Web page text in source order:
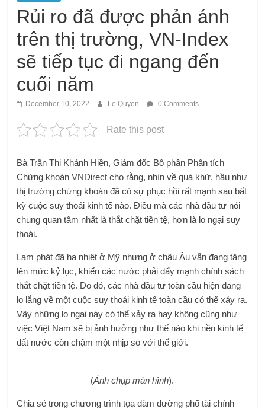
Rủi ro đã được phản ánh
trên thị trường, VN-Index
sẽ tiếp tục đi ngang đến
cuối năm
December 10, 2022 Le Quyen 0 Comments
Rate this post
Bà Trần Thị Khánh Hiền, Giám đốc Bộ phận Phân tích
Chứng khoán VNDirect cho rằng, nhìn về quá khứ, hầu như
thị trường chứng khoán đã có sự phục hồi rất mạnh sau bất
kỳ cuộc suy thoái kinh tế nào. Điều mà các nhà đầu tư nói
chung quan tâm nhất là thắt chặt tiền tệ, hơn là lo ngại suy
thoái.
Lạm phát đã hạ nhiệt ở Mỹ nhưng ở châu Âu vẫn đang tăng
lên mức kỷ lục, khiến các nước phải đẩy mạnh chính sách
thắt chặt tiền tệ. Do đó, các nhà đầu tư toàn cầu hiện đang
lo lắng về một cuộc suy thoái kinh tế toàn cầu có thể xảy ra.
Vậy những lo ngại này có thể xảy ra hay không cũng như
việc Việt Nam sẽ bị ảnh hưởng như thế nào khi nền kinh tế
đất nước còn chậm một nhịp so với thế giới.
(Ảnh chụp màn hình).
Chia sẻ trong chương trình tọa đàm đường phố tài chính